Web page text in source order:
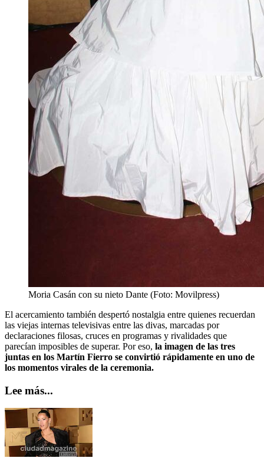
Moria Casán con su nieto Dante (Foto: Movilpress)
El acercamiento también despertó nostalgia entre quienes recuerdan
las viejas internas televisivas entre las divas, marcadas por
declaraciones filosas, cruces en programas y rivalidades que
parecían imposibles de superar. Por eso, la imagen de las tres
juntas en los Martín Fierro se convirtió rápidamente en uno de
los momentos virales de la ceremonia.
Lee más...